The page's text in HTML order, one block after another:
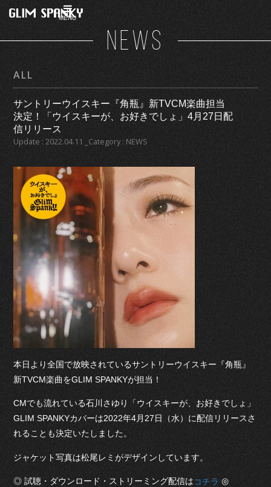
MENU
NEWS
ALL
サントリーウイスキー『角瓶』新TVCM楽曲担当
決定！「ウイスキーが、お好きでしょ」4月27日配
信リリース
Update : 2022.04.11 _Category : NEWS
本日より全国で放映されているサントリーウイスキー『角瓶』
新TVCM楽曲をGLIM SPANKYが担当！
CMでも流れている石川さゆり「ウイスキーが、お好きでしょ」
GLIM SPANKYカバーは2022年4月27日（水）に配信リリースさ
れることも決定いたしました。
ジャケット写真は松尾レミがデザインしています。
◎ 試聴・ダウンロード・ストリーミング配信はコチラ ◎